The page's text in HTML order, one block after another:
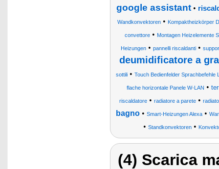
google assistant•
Wandkonvektoren • Kompaktheizkörper
convettore• Montagen Heizelemente
Heizungen• pannelli riscaldanti•
deumidificatore a
sottili• Touch Bedienfelder Sprachbefehle
flache horizontale Panele W-LAN •
riscaldatore • radiatore a parete •
bagno • Smart-Heizungen Alexa •
• Standkonvektoren •
(4) Scarica